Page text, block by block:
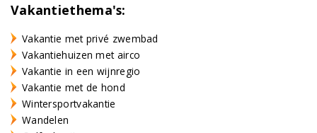
Vakantiethema's:
Vakantie met privé zwembad
Vakantiehuizen met airco
Vakantie in een wijnregio
Vakantie met de hond
Wintersportvakantie
Wandelen